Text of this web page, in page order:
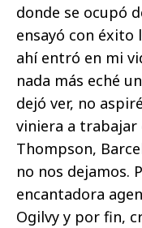
donde se ocupó
ensayó con éxito
ahí entró en mi
nada más eché
dejó ver, no
viniera a trabajar
Thompson,
no nos dejamos.
encantadora
Ogilvy y por fin,